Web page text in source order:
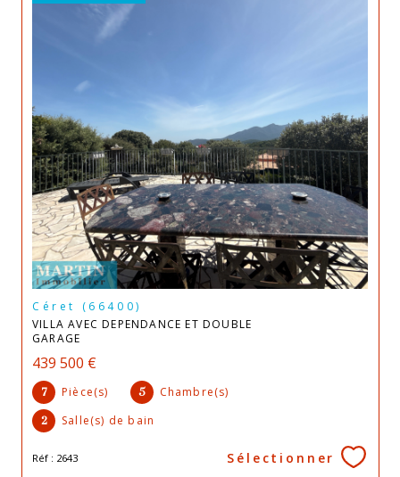
Céret (66400)
VILLA AVEC DEPENDANCE ET DOUBLE
GARAGE
439 500 €
7 Pièce(s) 5 Chambre(s)
2 Salle(s) de bain
Réf : 2643 Sélectionner